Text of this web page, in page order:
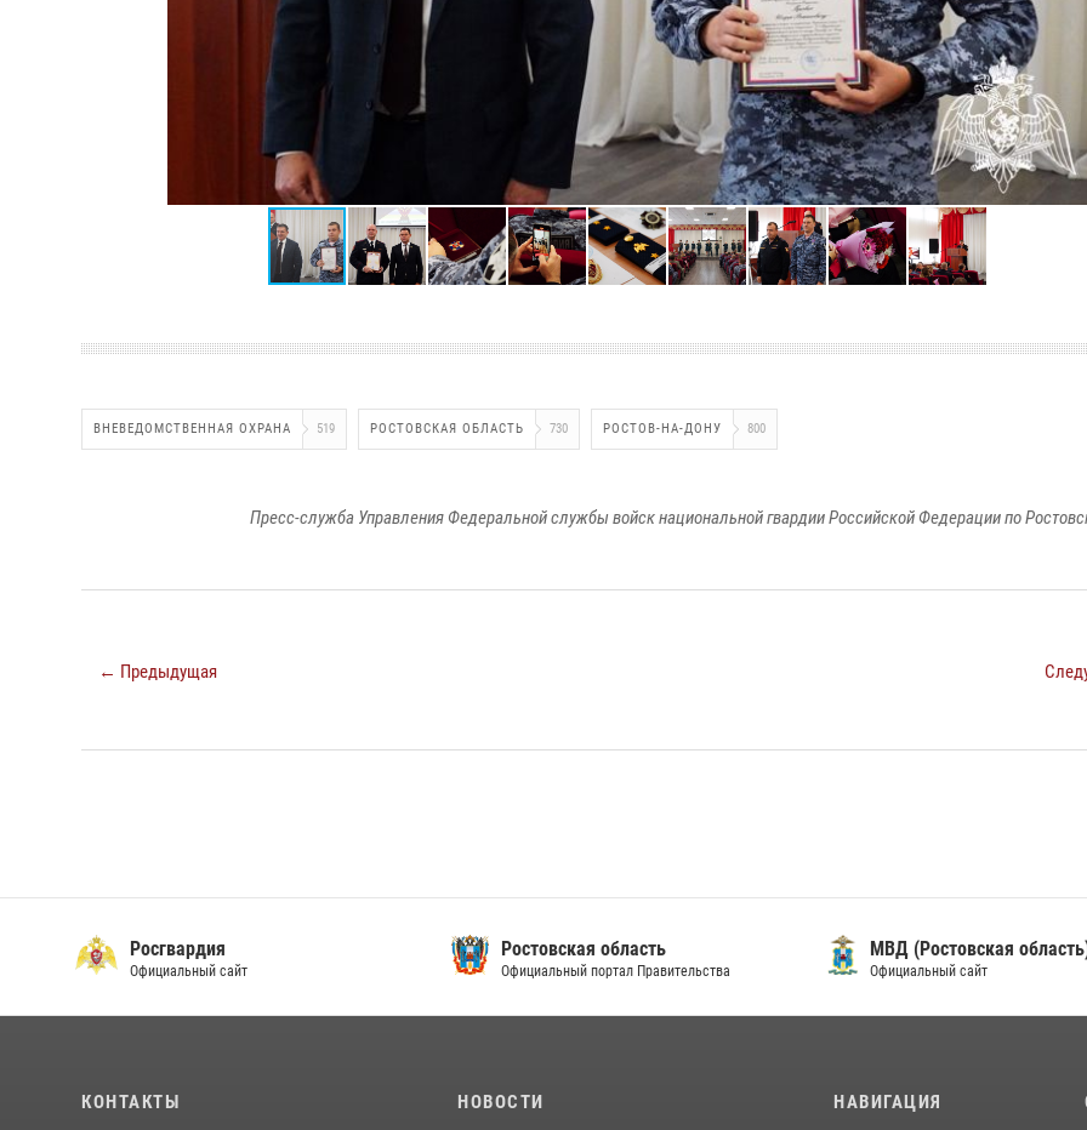
ВНЕВЕДОМСТВЕННАЯ ОХРАНА 519 РОСТОВСКАЯ ОБЛАСТЬ 730 РОСТОВ-НА-ДОНУ 800
Пресс-служба Управления Федеральной службы войск национальной гвардии Российской Федерации по
← Предыдущая
Росгвардия
Официальный сайт
Ростовская область
Официальный портал Правительства
МВД (Ростовская
Официальный сайт
КОНТАКТЫ НОВОСТИ НАВИГАЦИЯ